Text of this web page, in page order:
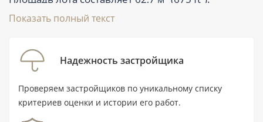
предусмотрены 2 санузла, балкон и терраса,
бассейн, лифт и парковка. Это покупка на этапе
строительства с передачей объекта в III квартале
AED.
Показать полный текст
Надежность застройщика
Проверяем застройщиков по уникальному списку
критериев оценки и истории его работ.